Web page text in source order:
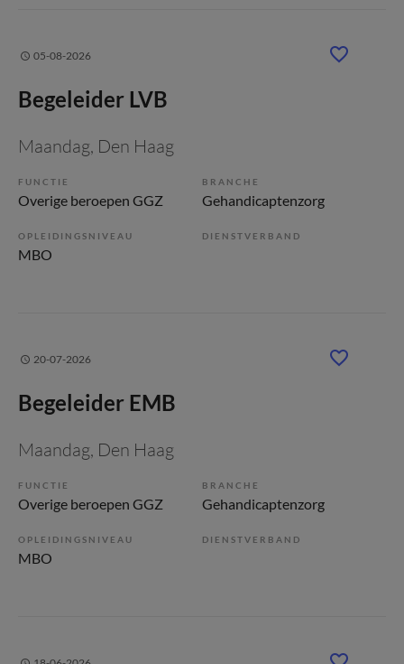
05-08-2026
Begeleider LVB
Maandag, Den Haag
FUNCTIE
Overige beroepen GGZ
BRANCHE
Gehandicaptenzorg
OPLEIDINGSNIVEAU
MBO
DIENSTVERBAND
20-07-2026
Begeleider EMB
Maandag, Den Haag
FUNCTIE
Overige beroepen GGZ
BRANCHE
Gehandicaptenzorg
OPLEIDINGSNIVEAU
MBO
DIENSTVERBAND